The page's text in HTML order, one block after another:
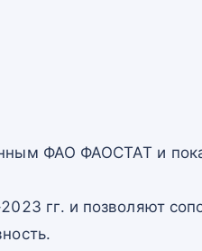
ФАО ФАОСТАТ и
гг. и позволяют